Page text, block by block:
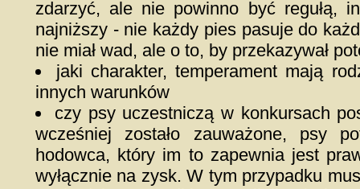
zdarzyć, ale nie powinno być regułą,
najniższy - nie każdy pies pasuje do
nie miał wad, ale o to, by przekazywał
jaki charakter, temperament mają
innych warunków
czy psy uczestniczą w konkursach
wcześniej zostało zauważone, psy
hodowca, który im to zapewnia jest
wyłącznie na zysk. W tym przypadku